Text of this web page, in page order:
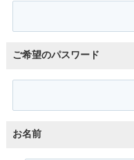
ご希望のパスワード
お名前